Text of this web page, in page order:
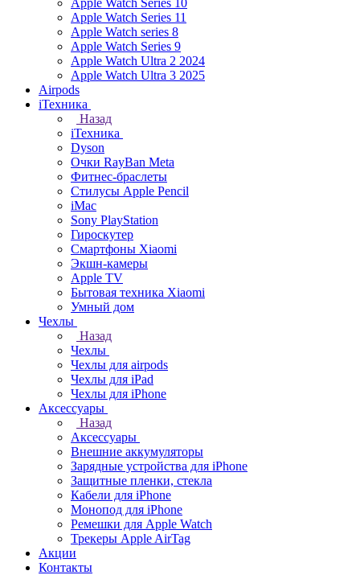
Apple Watch Series 10
Apple Watch Series 11
Apple Watch series 8
Apple Watch Series 9
Apple Watch Ultra 2 2024
Apple Watch Ultra 3 2025
Airpods
iТехника
Назад
iТехника
Dyson
Очки RayBan Meta
Фитнес-браслеты
Стилусы Apple Pencil
iMac
Sony PlayStation
Гироскутер
Смартфоны Xiaomi
Экшн-камеры
Apple TV
Бытовая техника Xiaomi
Умный дом
Чехлы
Назад
Чехлы
Чехлы для airpods
Чехлы для iPad
Чехлы для iPhone
Аксессуары
Назад
Аксессуары
Внешние аккумуляторы
Зарядные устройства для iPhone
Защитные пленки, стекла
Кабели для iPhone
Монопод для iPhone
Ремешки для Apple Watch
Трекеры Apple AirTag
Акции
Контакты